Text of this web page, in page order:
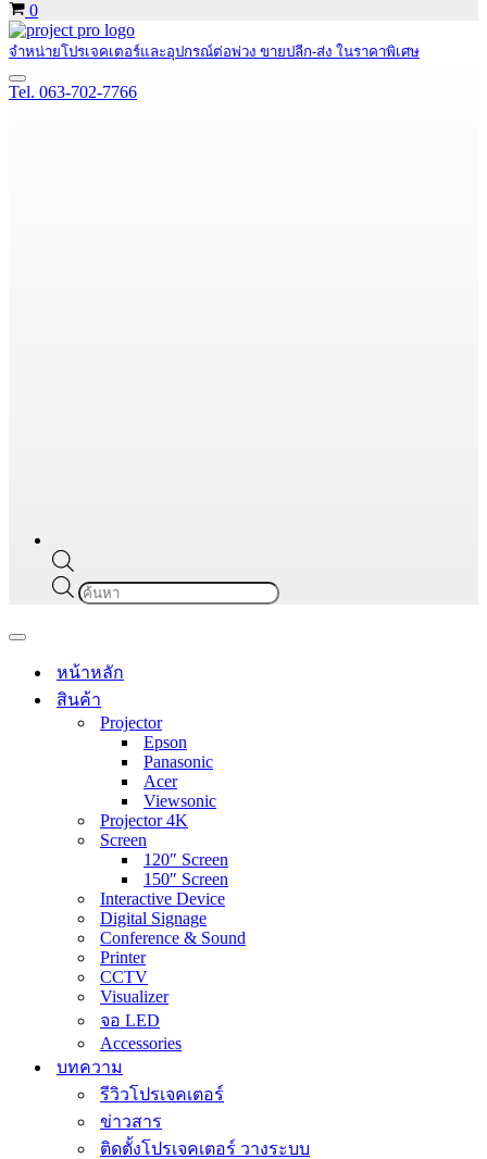
Cart
0
จำหน่ายโปรเจคเตอร์และอุปกรณ์ต่อพ่วง ขายปลีก-ส่ง ในราคาพิเศษ
Navigation
Menu
Tel. 063-702-7766
Products
search
Navigation
หน้าหลัก
สินค้า
Projector
Epson
Panasonic
Acer
Viewsonic
Projector 4K
Screen
120″ Screen
150″ Screen
Interactive Device
Digital Signage
Conference & Sound
Printer
CCTV
Visualizer
จอ LED
Accessories
บทความ
รีวิวโปรเจคเตอร์
ข่าวสาร
ติดตั้งโปรเจคเตอร์ วางระบบ